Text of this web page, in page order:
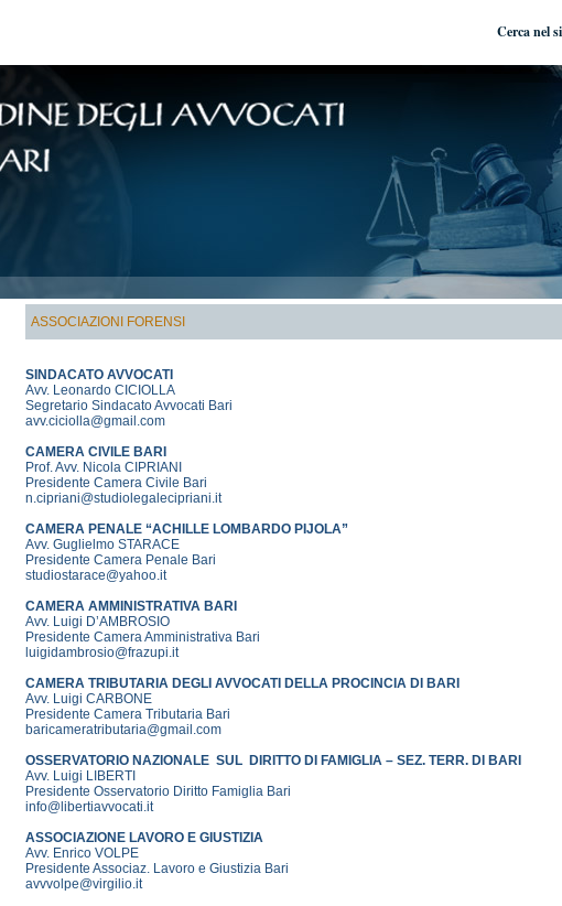
Cerca nel
ASSOCIAZIONI FORENSI
SINDACATO AVVOCATI
Avv. Leonardo CICIOLLA
Segretario Sindacato Avvocati Bari
avv.ciciolla@gmail.com
CAMERA CIVILE BARI
Prof. Avv. Nicola CIPRIANI
Presidente Camera Civile Bari
n.cipriani@studiolegalecipriani.it
CAMERA PENALE “ACHILLE LOMBARDO PIJOLA”
Avv. Guglielmo STARACE
Presidente Camera Penale Bari
studiostarace@yahoo.it
CAMERA AMMINISTRATIVA BARI
Avv. Luigi D’AMBROSIO
Presidente Camera Amministrativa Bari
luigidambrosio@frazupi.it
CAMERA TRIBUTARIA DEGLI AVVOCATI DELLA PROCINCIA DI BARI
Avv. Luigi CARBONE
Presidente Camera Tributaria Bari
baricameratributaria@gmail.com
OSSERVATORIO NAZIONALE SUL DIRITTO DI FAMIGLIA – SEZ. TERR. DI BARI
Avv. Luigi LIBERTI
Presidente Osservatorio Diritto Famiglia Bari
info@libertiavvocati.it
ASSOCIAZIONE LAVORO E GIUSTIZIA
Avv. Enrico VOLPE
Presidente Associaz. Lavoro e Giustizia Bari
avvvolpe@virgilio.it